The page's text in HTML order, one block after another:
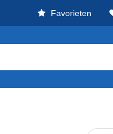
Favorieten